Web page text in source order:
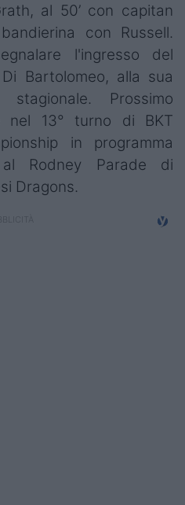
al 50’ con capitan
con Russell.
l'ingresso del
Bartolomeo, alla sua
stagionale. Prossimo
nel 13° turno di BKT
in programma
Rodney Parade di
Dragons.